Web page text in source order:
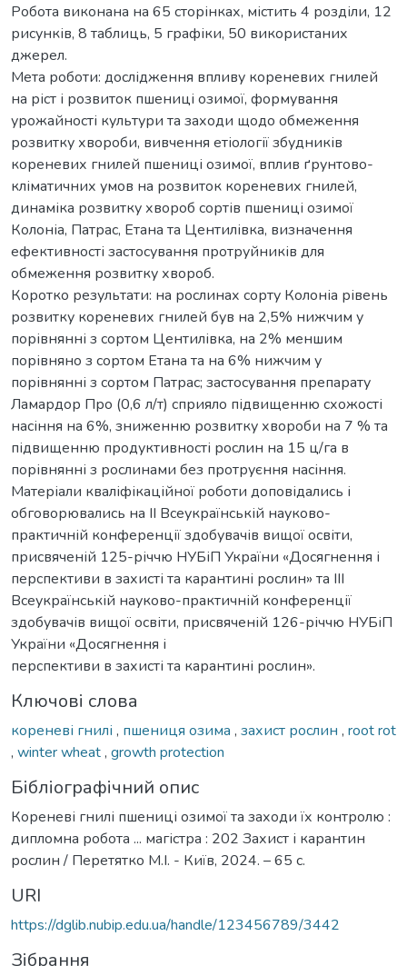
Робота виконана на 65 сторінках, містить 4 розділи, 12
рисунків, 8 таблиць, 5 графіки, 50 використаних
джерел.
Мета роботи: дослідження впливу кореневих гнилей
на ріст і розвиток пшениці озимої, формування
урожайності культури та заходи щодо обмеження
розвитку хвороби, вивчення етіології збудників
кореневих гнилей пшениці озимої, вплив ґрунтово-
кліматичних умов на розвиток кореневих гнилей,
динаміка розвитку хвороб сортів пшениці озимої
Колоніа, Патрас, Етана та Центилівка, визначення
ефективності застосування протруйників для
обмеження розвитку хвороб.
Коротко результати: на рослинах сорту Колоніа рівень
розвитку кореневих гнилей був на 2,5% нижчим у
порівнянні з сортом Центилівка, на 2% меншим
порівняно з сортом Етана та на 6% нижчим у
порівнянні з сортом Патрас; застосування препарату
Ламардор Про (0,6 л/т) сприяло підвищенню схожості
насіння на 6%, зниженню розвитку хвороби на 7 % та
підвищенню продуктивності рослин на 15 ц/га в
порівнянні з рослинами без протруєння насіння.
Матеріали кваліфікаційної роботи доповідались і
обговорювались на ІІ Всеукраїнській науково-
практичній конференції здобувачів вищої освіти,
присвяченій 125-річчю НУБіП України «Досягнення і
перспективи в захисті та карантині рослин» та ІІІ
Всеукраїнській науково-практичній конференції
здобувачів вищої освіти, присвяченій 126-річчю НУБіП
України «Досягнення і
перспективи в захисті та карантині рослин».
Ключові слова
кореневі гнилі , пшениця озима , захист рослин , root rot
, winter wheat, growth protection
Бібліографічний опис
Кореневі гнилі пшениці озимої та заходи їх контролю :
дипломна робота ... магістра : 202 Захист і карантин
рослин / Перетятко М.І. - Київ, 2024. – 65 с.
URI
https://dglib.nubip.edu.ua/handle/123456789/3442
Зібрання